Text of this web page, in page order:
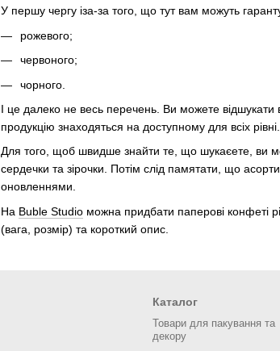
У першу чергу іза-за того, що тут вам можуть
рожевого;
червоного;
чорного.
І це далеко не весь перечень. Ви можете
продукцію знаходяться на доступному для всіх
Для того, щоб швидше знайти те, що шукаєете, ви
сердечки та зірочки. Потім слід памятати, що
оновленнями.
На Buble Studio можна придбати паперові конфеті
(вага, розмір) та короткий опис.
Каталог
Товари для пакування та
декору